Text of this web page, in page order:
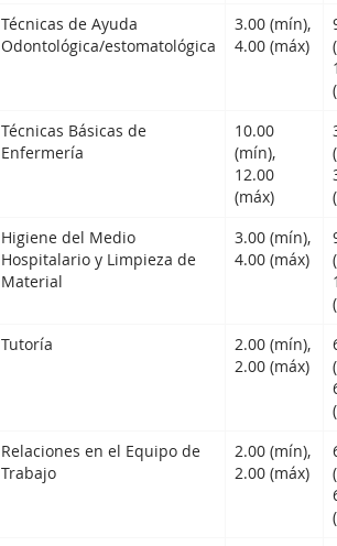
Técnicas de Ayuda
Odontológica/estomatológica
3.00 (mín),
4.00 (máx)
Técnicas Básicas de
Enfermería
10.00
(mín),
12.00
(máx)
Higiene del Medio
Hospitalario y Limpieza de
Material
3.00 (mín),
4.00 (máx)
Tutoría
2.00 (mín),
2.00 (máx)
Relaciones en el Equipo de
Trabajo
2.00 (mín),
2.00 (máx)